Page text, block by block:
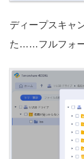
ディープスキャ
た……フルフォ